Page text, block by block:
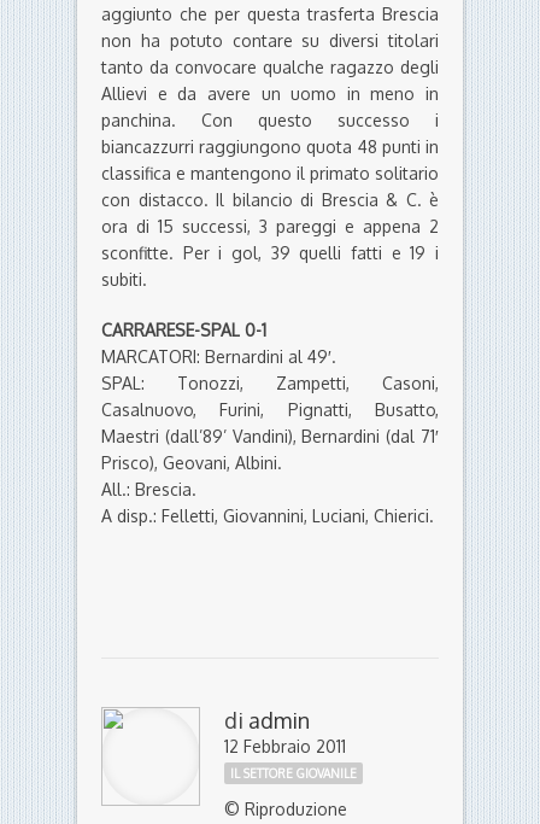
aggiunto che per questa trasferta Brescia
non ha potuto contare su diversi titolari
tanto da convocare qualche ragazzo degli
Allievi e da avere un uomo in meno in
panchina. Con questo successo i
biancazzurri raggiungono quota 48 punti in
classifica e mantengono il primato solitario
con distacco. Il bilancio di Brescia & C. è
ora di 15 successi, 3 pareggi e appena 2
sconfitte. Per i gol, 39 quelli fatti e 19 i
subiti.
CARRARESE-SPAL 0-1
MARCATORI: Bernardini al 49′.
SPAL: Tonozzi, Zampetti, Casoni,
Casalnuovo, Furini, Pignatti, Busatto,
Maestri (dall’89’ Vandini), Bernardini (dal 71′
Prisco), Geovani, Albini.
All.: Brescia.
A disp.: Felletti, Giovannini, Luciani, Chierici.
di admin
12 Febbraio 2011
IL SETTORE GIOVANILE
© Riproduzione